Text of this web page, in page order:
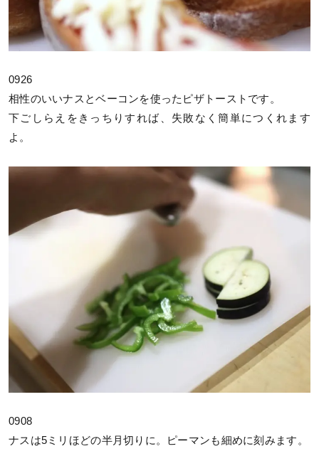
0926
相性のいいナスとベーコンを使ったピザトーストです。
下ごしらえをきっちりすれば、失敗なく簡単につくれます
よ。
0908
ナスは5ミリほどの半月切りに。ピーマンも細めに刻みます。